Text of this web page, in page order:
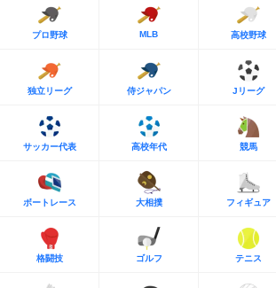
プロ野球 MLB 高校野球
独立リーグ 侍ジャパン Jリーグ
サッカー代表 高校年代 競馬
ボートレース 大相撲 フィギュア
格闘技 ゴルフ テニス